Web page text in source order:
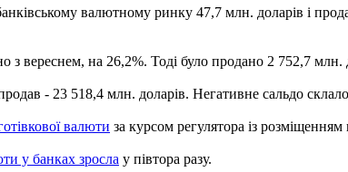
валютному ринку 47,7 млн. доларів і
вереснем, на 26,2%. Тоді було продано 2 752,7 млн.
- 23 518,4 млн. доларів. Негативне сальдо
валюти за курсом регулятора із
у банках зросла у півтора разу.